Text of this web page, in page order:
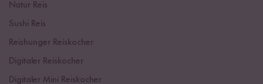
Natur Reis
Sushi Reis
Reishunger Reiskocher
Digitaler Reiskocher
Digitaler Mini Reiskocher